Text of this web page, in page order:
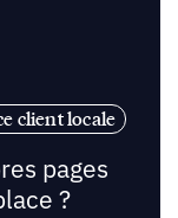
client locale
pages
?